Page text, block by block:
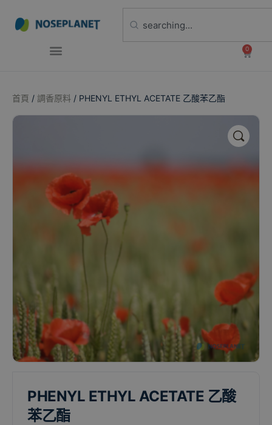
0
首頁 / 調香原料 / PHENYL ETHYL ACETATE 乙酸苯乙酯
🔍
PHENYL ETHYL ACETATE 乙酸
苯乙酯